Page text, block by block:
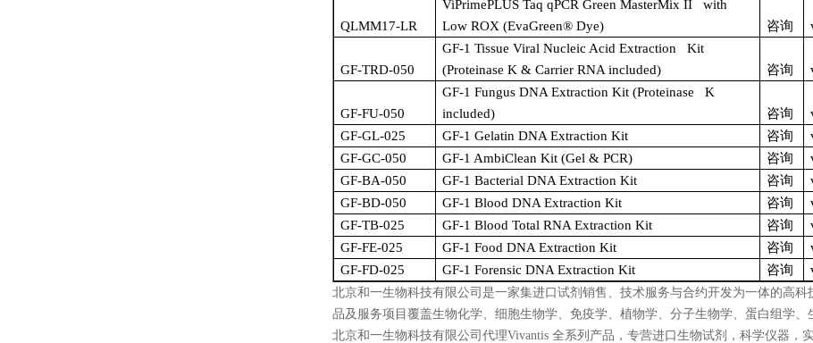
QLMM17-LR
ViPrimePLUS Taq qPCR Green MasterMix II with
Low ROX (EvaGreen® Dye)
咨询
GF-TRD-050
GF-1 Tissue Viral Nucleic Acid Extraction Kit
(Proteinase K & Carrier RNA included)
咨询
GF-FU-050
GF-1 Fungus DNA Extraction Kit (Proteinase K
included)
咨询
GF-GL-025
GF-1 Gelatin DNA Extraction Kit 咨询
GF-GC-050
GF-1 AmbiClean Kit (Gel & PCR) 咨询
GF-BA-050
GF-1 Bacterial DNA Extraction Kit 咨询
GF-BD-050
GF-1 Blood DNA Extraction Kit 咨询
GF-TB-025
GF-1 Blood Total RNA Extraction Kit 咨询
GF-FE-025
GF-1 Food DNA Extraction Kit 咨询
GF-FD-025
GF-1 Forensic DNA Extraction Kit 咨询
北京和一生物科技有限公司是一家集进口试剂销售、技术服务与合约开发为一体的高
品及服务项目覆盖生物化学、细胞生物学、免疫学、植物学、分子生物学、蛋白组学、
北京和一生物科技有限公司代理Vivantis 全系列产品，专营进口生物试剂，科学仪器，